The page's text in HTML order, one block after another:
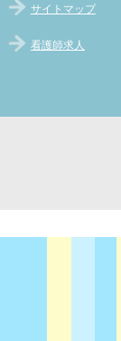
サイトマップ
看護師求人